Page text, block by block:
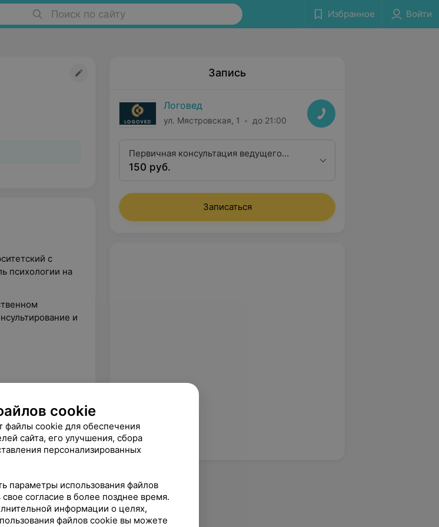
Поиск по сайту Избранное Войти
с
психологии на
и
Запись
Логовед
ул. Мястровская, 1 до 21:00
Первичная консультация ведущего
психолога (к.п.н.)
150 руб.
Записаться
cookie
файлы cookie для обеспечения
сайта, его улучшения, сбора
персонализированных
параметры использования файлов
согласие в более позднее время.
информации о целях,
файлов cookie вы можете